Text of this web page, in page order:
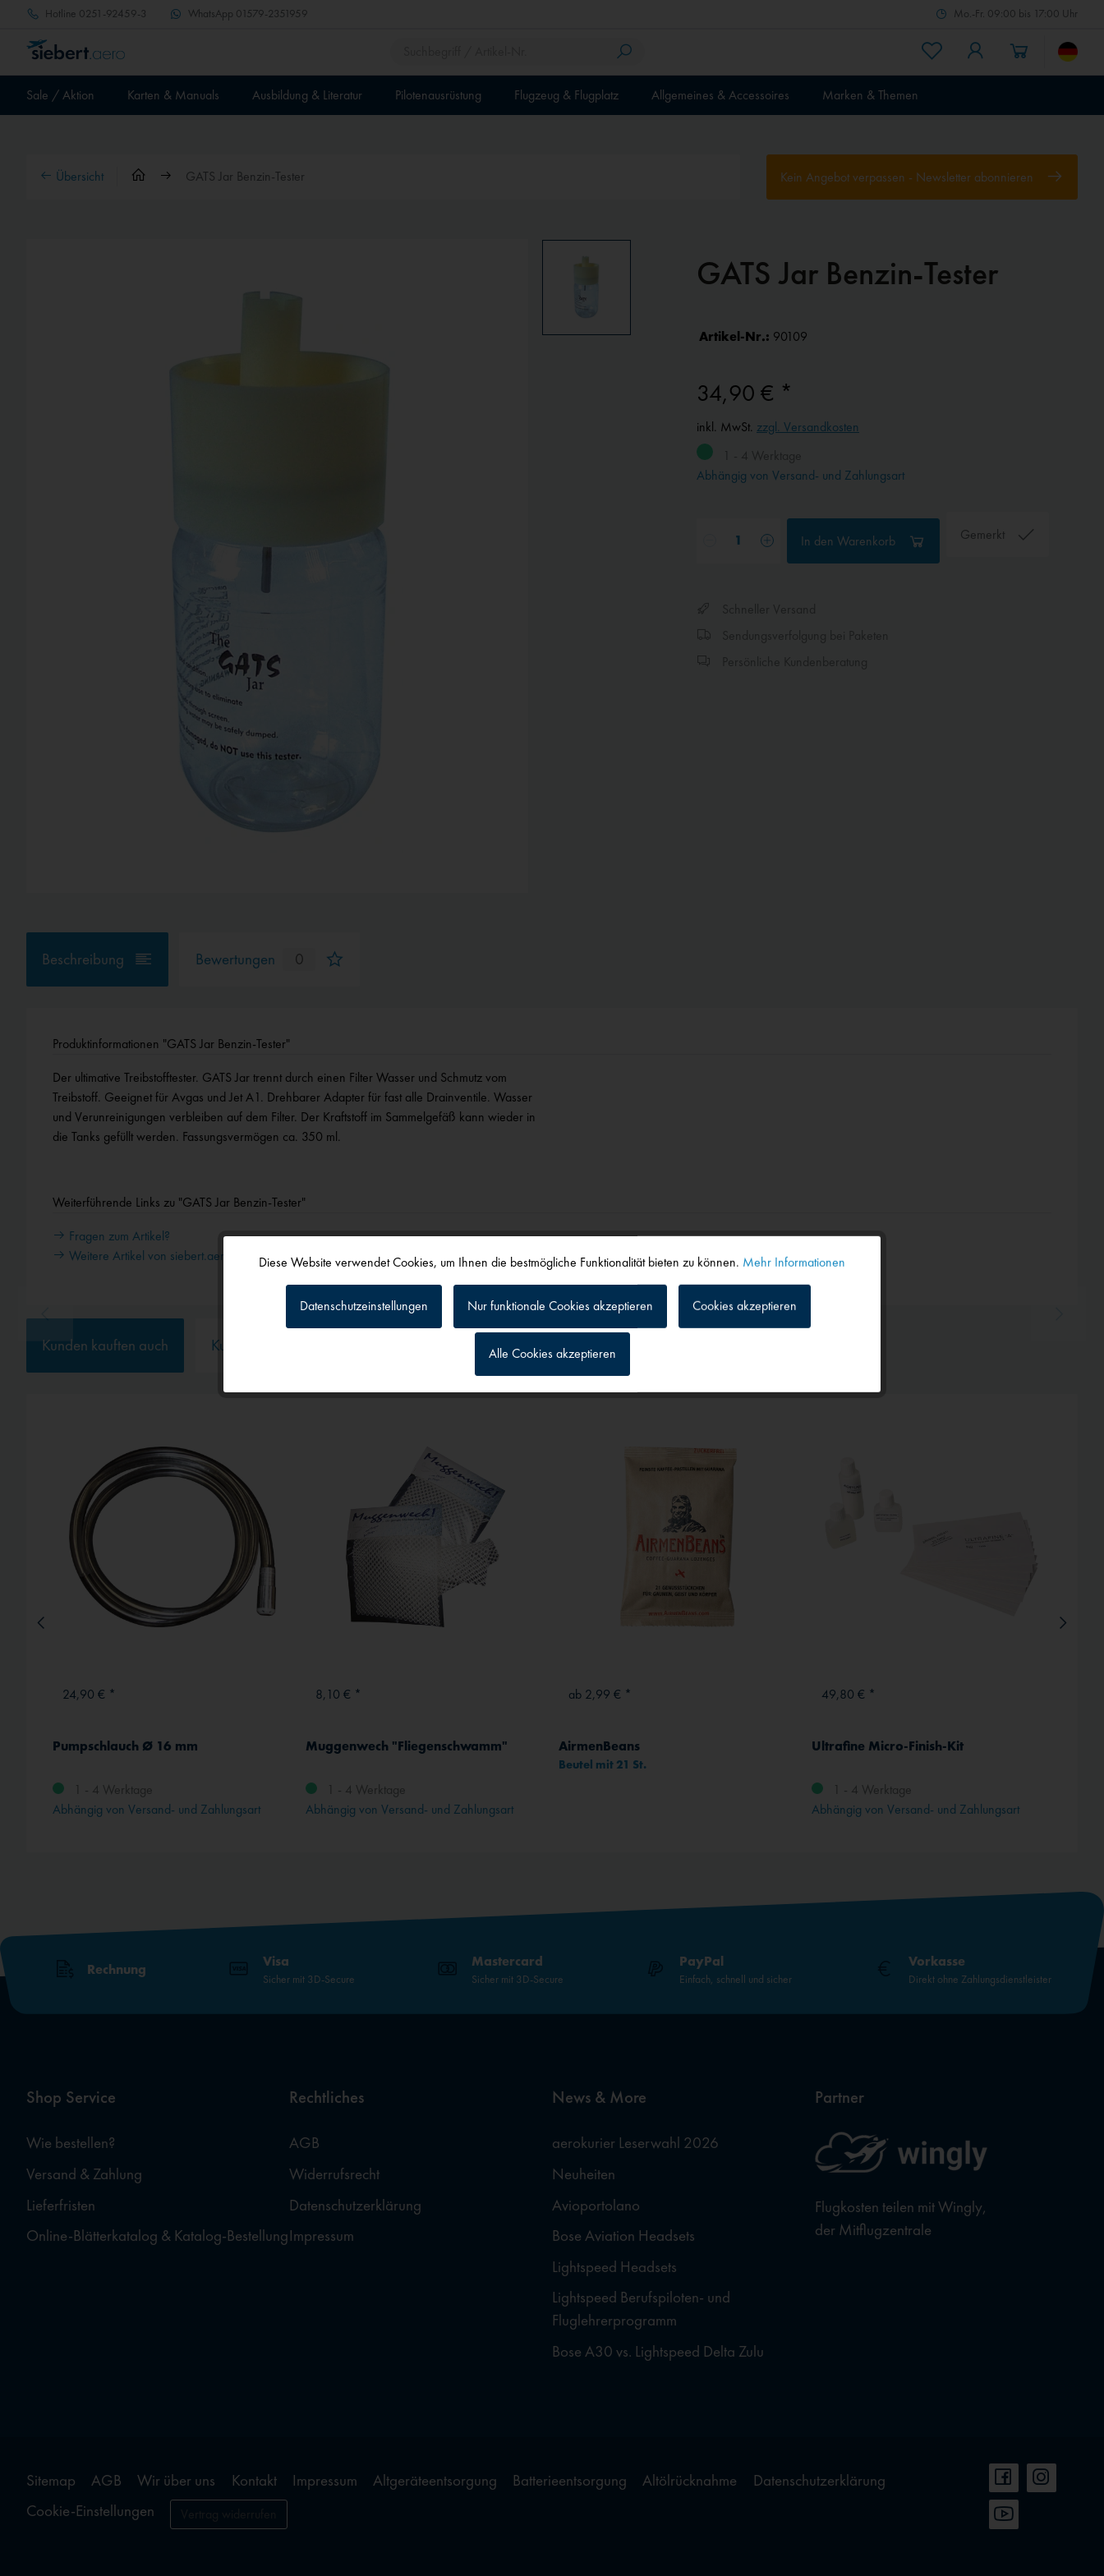
Hotline 0251-92459-3 WhatsApp 01579-2351959 Mo.-Fr. 09:00 bis 17:00 Uhr
Sale / Aktion Karten & Manuals Ausbildung & Literatur Pilotenausrüstung Flugzeug & Flugplatz Allgemeines & Accessoires Marken & Themen
Übersicht GATS Jar Benzin-Tester Kein Angebot verpassen - Newsletter abonnieren
GATS Jar Benzin-Tester
Artikel-Nr.: 90109
34,90 € *
inkl. MwSt. zzgl. Versandkosten
Abhängig von Versand- und Zahlungsart
In den Warenkorb Gemerkt
Beschreibung Bewertungen 0
Produktinformationen "GATS Jar Benzin-Tester"
Der ultimative Treibstofftester. GATS Jar trennt durch einen Filter Wasser und Schmutz vom
Treibstoff. Geeignet für Avgas und Jet A1. Drehbarer Adapter für fast alle Drainventile. Wasser
und Verunreinigungen verbleiben auf dem Filter. Der Kraftstoff im Sammelgefäß kann wieder in
die Tanks gefüllt werden. Fassungsvermögen ca. 350 ml.
Weiterführende Links zu "GATS Jar Benzin-Tester"
Fragen zum Artikel?
Weitere Artikel von siebert.aero
Kunden kauften auch Kunden haben sich ebenfalls angesehen
24,90 € *
Pumpschlauch Ø 16 mm
1 - 4 Werktage
Abhängig von Versand- und Zahlungsart
8,10 € *
Muggenwech "Fliegenschwamm"
1 - 4 Werktage
Abhängig von Versand- und Zahlungsart
ab 2,99 € *
AirmenBeans
Beutel mit 21 St.
49,80 € *
Ultrafine Micro-Finish-Kit
1 - 4 Werktage
Abhängig von Versand- und Zahlungsart
Rechnung Visa
Sicher mit 3D-Secure
Mastercard
Sicher mit 3D-Secure
PayPal
Einfach, schnell und sicher
Vorkasse
Direkt ohne Zahlungsdienstleister
Shop Service
Wie bestellen?
Versand & Zahlung
Lieferfristen
Online-Blätterkatalog & Katalog-Bestellung
Rechtliches
AGB
Widerrufsrecht
Datenschutzerklärung
Impressum
News & More
aerokurier Leserwahl 2026
Neuheiten
Avioportolano
Bose Aviation Headsets
Lightspeed Headsets
Lightspeed Berufspiloten- und
Fluglehrerprogramm
Bose A30 vs. Lightspeed Delta Zulu
Partner
Flugkosten teilen mit Wingly,
der Mitflugzentrale
Sitemap AGB Wir über uns Kontakt Impressum Altgeräteentsorgung Batterieentsorgung Altölrücknahme
Datenschutzerklärung
Cookie-Einstellungen
Tracking Inaktiv
Diese Website verwendet Cookies, um Ihnen die bestmögliche Funktionalität bieten zu können. Mehr Informationen
Datenschutzeinstellungen Nur funktionale Cookies akzeptieren Cookies akzeptieren
Alle Cookies akzeptieren